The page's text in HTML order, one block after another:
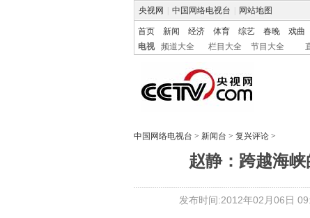
央视网 中国网络电视台 网站地图
首页 新闻 经济 体育 综艺 春晚 戏曲
电视
频道大全 栏目大全 节目大全
中国网络电视台 > 新闻台 > 复兴评论 >
赵静：跨越海
发布时间:2012年02月06日